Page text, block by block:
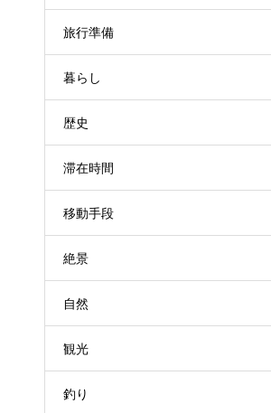
旅行準備
暮らし
歴史
滞在時間
移動手段
絶景
自然
観光
釣り